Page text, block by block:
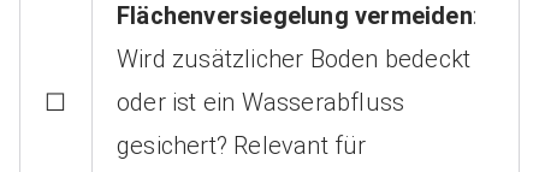
☐
Flächenversiegelung vermeiden:
Wird zusätzlicher Boden bedeckt
oder ist ein Wasserabfluss
gesichert? Relevant für